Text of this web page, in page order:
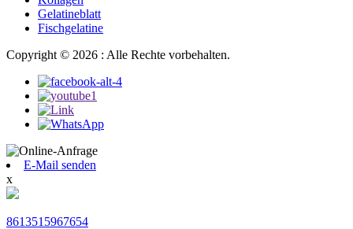
Gelatineblatt
Fischgelatine
Copyright © 2026 : Alle Rechte vorbehalten.
E-Mail senden
x
8613515967654